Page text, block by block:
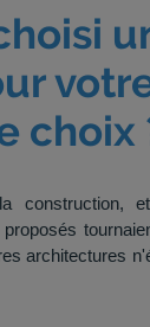
choix
construction,
architectures